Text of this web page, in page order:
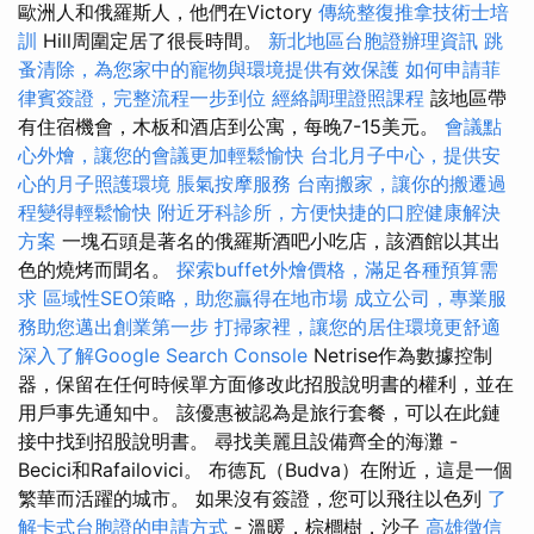
歐洲人和俄羅斯人，他們在Victory 傳統整復推拿技術士培
訓 Hill周圍定居了很長時間。 新北地區台胞證辦理資訊 跳
蚤清除，為您家中的寵物與環境提供有效保護 如何申請菲
律賓簽證，完整流程一步到位 經絡調理證照課程 該地區帶
有住宿機會，木板和酒店到公寓，每晚7-15美元。 會議點
心外燴，讓您的會議更加輕鬆愉快 台北月子中心，提供安
心的月子照護環境 脹氣按摩服務 台南搬家，讓你的搬遷過
程變得輕鬆愉快 附近牙科診所，方便快捷的口腔健康解決
方案 一塊石頭是著名的俄羅斯酒吧小吃店，該酒館以其出
色的燒烤而聞名。 探索buffet外燴價格，滿足各種預算需
求 區域性SEO策略，助您贏得在地市場 成立公司，專業服
務助您邁出創業第一步 打掃家裡，讓您的居住環境更舒適
深入了解Google Search Console Netrise作為數據控制
器，保留在任何時候單方面修改此招股說明書的權利，並在
用戶事先通知中。 該優惠被認為是旅行套餐，可以在此鏈
接中找到招股說明書。 尋找美麗且設備齊全的海灘 -
Becici和Rafailovici。 布德瓦（Budva）在附近，這是一個
繁華而活躍的城市。 如果沒有簽證，您可以飛往以色列 了
解卡式台胞證的申請方式 - 溫暖，棕櫚樹，沙子 高雄徵信